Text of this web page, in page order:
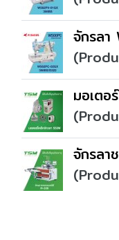
จักรลา
มอเตอ
จักรลา